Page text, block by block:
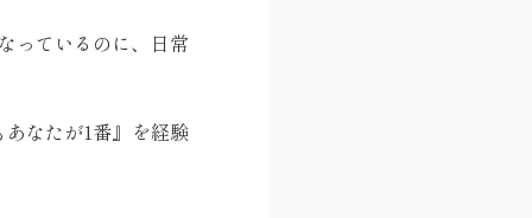
っているのに、日常
なたが1番』を経験